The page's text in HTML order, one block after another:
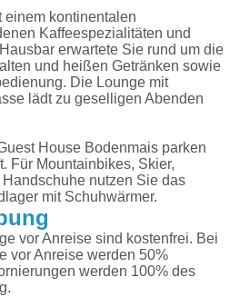
einem kontinentalen
Kaffeespezialitäten und
erwartete Sie rund um die
und heißen Getränken sowie
Die Lounge mit
lädt zu geselligen Abenden
House Bodenmais parken
Für Mountainbikes, Skier,
nutzen Sie das
mit Schuhwärmer.
vor Anreise sind kostenfrei. Bei
vor Anreise werden 50%
werden 100% des